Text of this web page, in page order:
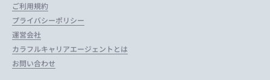
ご利用規約
プライバシーポリシー
運営会社
カラフルキャリアエージェントとは
お問い合わせ